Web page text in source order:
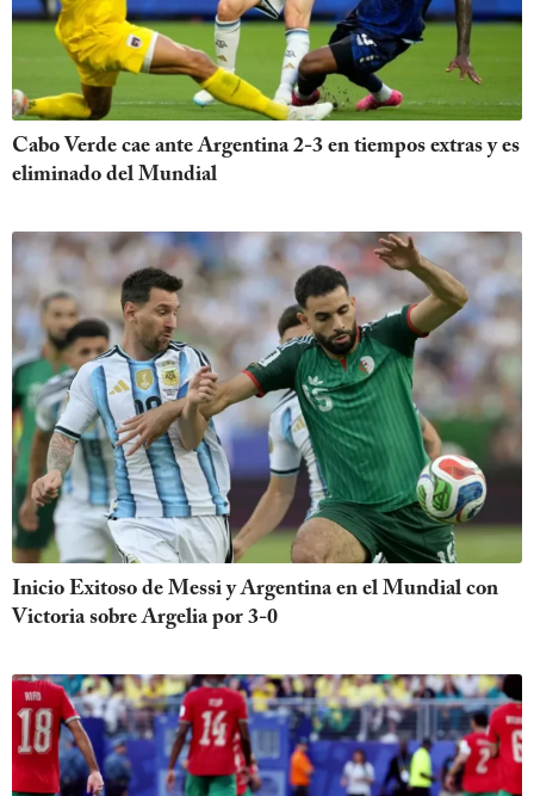
Cabo Verde cae ante Argentina 2-3 en tiempos extras y es
eliminado del Mundial
Inicio Exitoso de Messi y Argentina en el Mundial con
Victoria sobre Argelia por 3-0